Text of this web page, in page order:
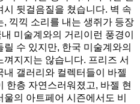
시 뒷걸음질을 쳤습니다. 벽 속
, 끽끽 소리를 내는 생쥐가 등장
미술계와의 거리이런 풍경이
수 있지만, 한국 미술계와의
지지는 않습니다. 프리즈 서
내 갤러리와 컬렉터들이 바젤
한층 자연스러워졌고, 바젤 현
의 아트페어 시즌에서도 비